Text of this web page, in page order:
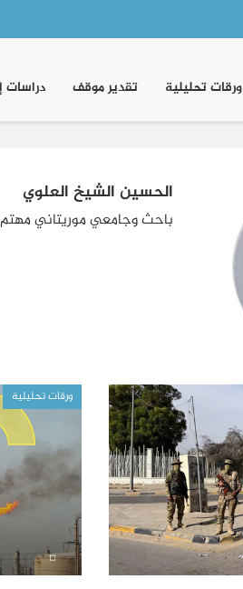
ورقات تحليلية تقدير موقف دراسات
الحسين الشيخ العلوي
باحث وجامعي موريتاني مهتم
ورقات تحليلية